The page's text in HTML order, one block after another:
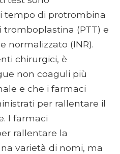
di protrombina
tromboplastina (PTT) e
normalizzato (INR).
chirurgici, è
non coaguli più
e che i farmaci
per rallentare il
I farmaci
rallentare la
varietà di nomi, ma